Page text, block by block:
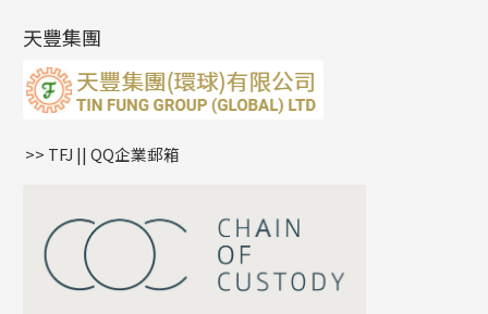
雙十字鏈系列
水波鏈系列
蛇骨鏈系列
鏈尾系列
嘴唇鏈系列
S車花鏈系列
珍珠鏈系列
坦克鏈系列
滿天星鏈系列
耳環扣系列
耳綫/耳鈎系列
耳環爪頭
耳環
字母吊墜
相盒吊墜
項鏈吊墜
生肖吊墜
星座吊墜
珠扣
天豐集團
>> TFJ || QQ企業郵箱